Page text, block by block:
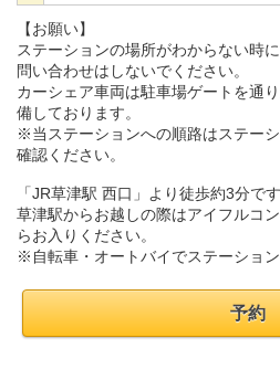
【お願い】
ステーションの場所がわからない時
問い合わせはしないでください。
カーシェア車両は駐車場ゲートを通
備しております。
※当ステーションへの順路はステー
確認ください。
「JR草津駅 西口」より徒歩約3分です
草津駅からお越しの際はアイフルコ
らお入りください。
※自転車・オートバイでステーション
予約